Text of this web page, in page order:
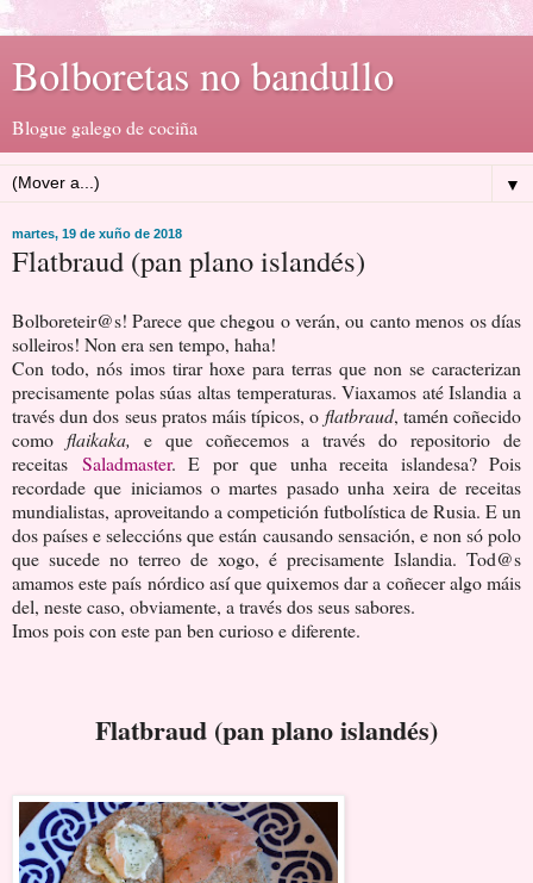
Bolboretas no bandullo
Blogue galego de cociña
▼
martes, 19 de xuño de 2018
Flatbraud (pan plano islandés)
Bolboreteir@s! Parece que chegou o verán, ou canto menos os días
solleiros! Non era sen tempo, haha!
Con todo, nós imos tirar hoxe para terras que non se caracterizan
precisamente polas súas altas temperaturas. Viaxamos até Islandia a
través dun dos seus pratos máis típicos, o flatbraud, tamén coñecido
como flaikaka, e que coñecemos a través do repositorio de
receitas Saladmaster. E por que unha receita islandesa? Pois
recordade que iniciamos o martes pasado unha xeira de receitas
mundialistas, aproveitando a competición futbolística de Rusia. E un
dos países e seleccións que están causando sensación, e non só polo
que sucede no terreo de xogo, é precisamente Islandia. Tod@s
amamos este país nórdico así que quixemos dar a coñecer algo máis
del, neste caso, obviamente, a través dos seus sabores.
Imos pois con este pan ben curioso e diferente.
Flatbraud (pan plano islandés)